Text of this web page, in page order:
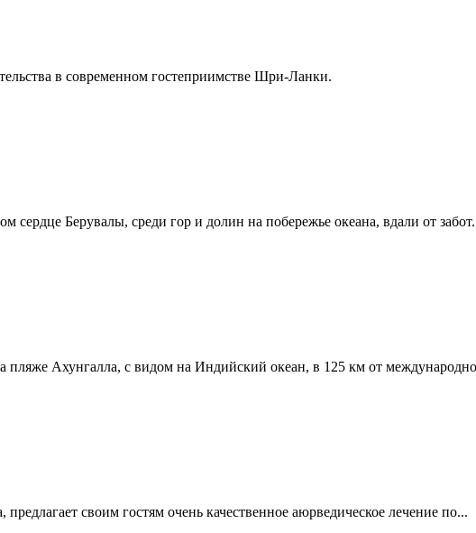
в современном гостеприимстве Шри-Ланки.
сердце Берувалы, среди гор и долин на побережье океана, вдали от
Ахунгалла, с видом на Индийский океан, в 125 км от
своим гостям очень качественное аюрведическое лечение по...